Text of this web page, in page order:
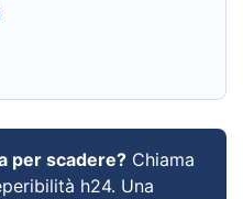
per scadere? Chiama
h24. Una